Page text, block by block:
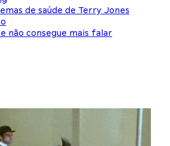
de saúde de Terry Jones
não consegue mais falar